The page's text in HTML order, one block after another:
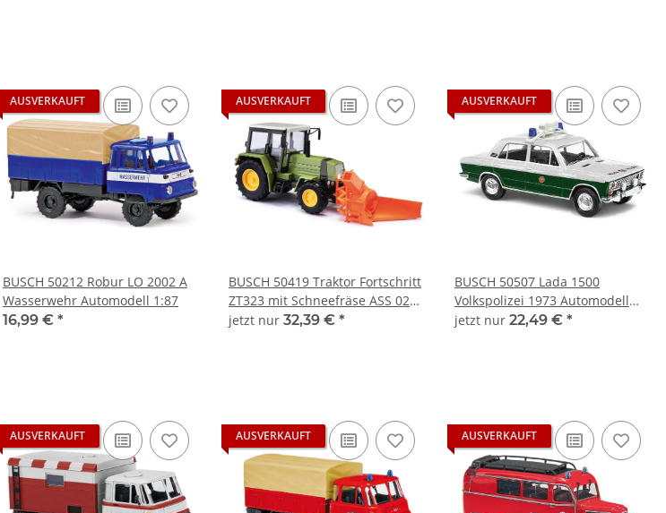
AUSVERKAUFT
BUSCH 50212 Robur LO 2002 A
Wasserwehr Automodell 1:87
16,99 € *
AUSVERKAUFT
BUSCH 50419 Traktor Fortschritt
ZT323 mit Schneefräse ASS 02
Landwirtschaftsmodell 1:87
jetzt nur 32,39 € *
AUSVERKAUFT
BUSCH 50507 Lada 1500
Volkspolizei 1973 Automodell
1:87
jetzt nur 22,49 € *
AUSVERKAUFT AUSVERKAUFT AUSVERKAUFT